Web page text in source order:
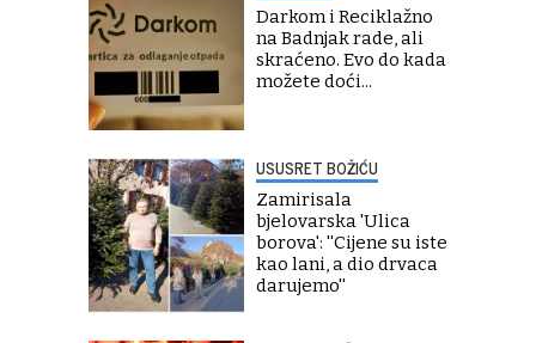
Darkom i Reciklažno
na Badnjak rade, ali
skraćeno. Evo do kada
možete doći...
USUSRET BOŽIĆU
Zamirisala
bjelovarska 'Ulica
borova': ''Cijene su iste
kao lani, a dio drvaca
darujemo''